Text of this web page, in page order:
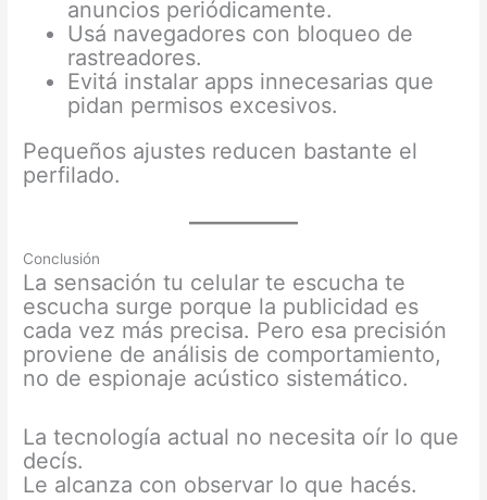
anuncios periódicamente.
Usá navegadores con bloqueo de
rastreadores.
Evitá instalar apps innecesarias que
pidan permisos excesivos.
Pequeños ajustes reducen bastante el
perfilado.
Conclusión
La sensación tu celular te escucha te
escucha surge porque la publicidad es
cada vez más precisa. Pero esa precisión
proviene de análisis de comportamiento,
no de espionaje acústico sistemático.
La tecnología actual no necesita oír lo que
decís.
Le alcanza con observar lo que hacés.